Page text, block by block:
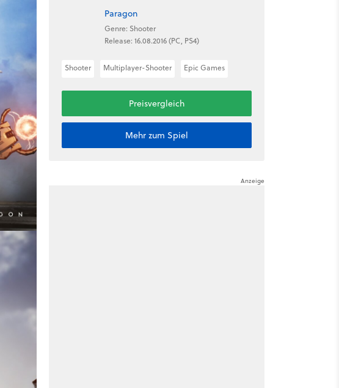
Paragon
Genre: Shooter
Release: 16.08.2016 (PC, PS4)
Shooter Multiplayer-Shooter Epic Games
Preisvergleich
Mehr zum Spiel